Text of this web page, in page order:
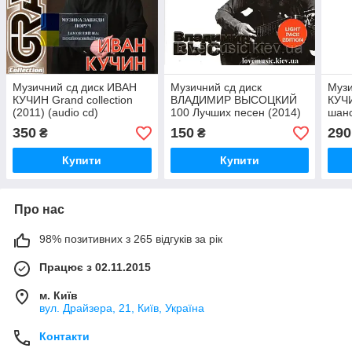
Музичний сд диск ИВАН
КУЧИН Grand collection
(2011) (audio cd)
350 ₴
Купити
Музичний сд диск
ВЛАДИМИР ВЫСОЦКИЙ
100 Лучших песен (2014)
mp3 сд
150₴
Купити
290
Про нас
98% позитивних з 265 відгуків за рік
Працює з 02.11.2015
м. Київ
вул. Драйзера, 21, Київ, Україна
Контакти